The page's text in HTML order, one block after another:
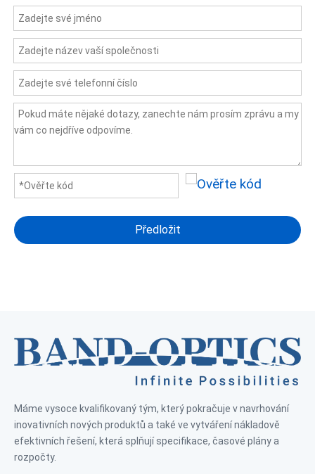
Předložit
Máme vysoce kvalifikovaný tým, který pokračuje v navrhování
inovativních nových produktů a také ve vytváření nákladově
efektivních řešení, která splňují specifikace, časové plány a
rozpočty.